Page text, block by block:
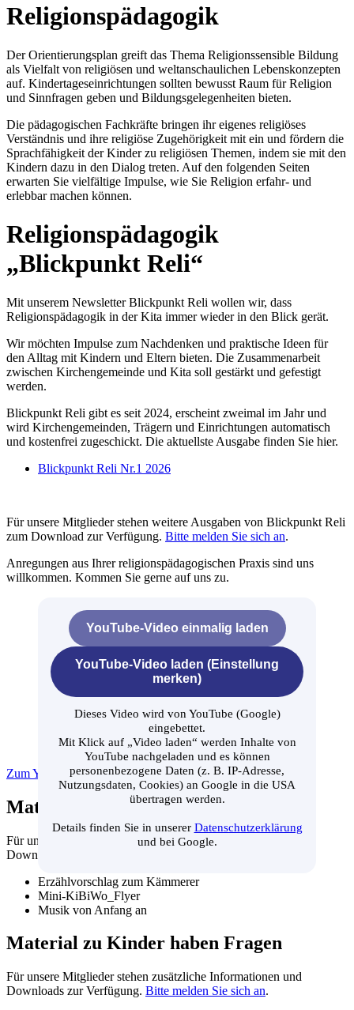
Religionspädagogik
Der Orientierungsplan greift das Thema Religionssensible Bildung
als Vielfalt von religiösen und weltanschaulichen Lebenskonzepten
auf. Kindertageseinrichtungen sollten bewusst Raum für Religion
und Sinnfragen geben und Bildungsgelegenheiten bieten.
Die pädagogischen Fachkräfte bringen ihr eigenes religiöses
Verständnis und ihre religiöse Zugehörigkeit mit ein und fördern die
Sprachfähigkeit der Kinder zu religiösen Themen, indem sie mit den
Kindern dazu in den Dialog treten. Auf den folgenden Seiten
erwarten Sie vielfältige Impulse, wie Sie Religion erfahr- und
erlebbar machen können.
Religionspädagogik
„Blickpunkt Reli“
Mit unserem Newsletter Blickpunkt Reli wollen wir, dass
Religionspädagogik in der Kita immer wieder in den Blick gerät.
Wir möchten Impulse zum Nachdenken und praktische Ideen für
den Alltag mit Kindern und Eltern bieten. Die Zusammenarbeit
zwischen Kirchengemeinde und Kita soll gestärkt und gefestigt
werden.
Blickpunkt Reli gibt es seit 2024, erscheint zweimal im Jahr und
wird Kirchengemeinden, Trägern und Einrichtungen automatisch
und kostenfrei zugeschickt. Die aktuellste Ausgabe finden Sie hier.
Blickpunkt Reli Nr.1 2026
Für unsere Mitglieder stehen weitere Ausgaben von Blickpunkt Reli
zum Download zur Verfügung. Bitte melden Sie sich an.
Anregungen aus Ihrer religionspädagogischen Praxis sind uns
willkommen. Kommen Sie gerne auf uns zu.
YouTube-Video einmalig laden
YouTube-Video laden (Einstellung
merken)
Dieses Video wird von YouTube (Google)
eingebettet.
Mit Klick auf „Video laden“ werden Inhalte von
YouTube nachgeladen und es können
personenbezogene Daten (z. B. IP-Adresse,
Nutzungsdaten, Cookies) an Google in die USA
übertragen werden.
Details finden Sie in unserer Datenschutzerklärung
und bei Google.
Zum Youtube-Kanal des Evang. Landesverbandes
Material zu Echt jetzt?
Für unsere Mitglieder stehen zusätzliche Informationen und
Downloads zur Verfügung.
Erzählvorschlag zum Kämmerer
Mini-KiBiWo_Flyer
Musik von Anfang an
Material zu Kinder haben Fragen
Für unsere Mitglieder stehen zusätzliche Informationen und
Downloads zur Verfügung. Bitte melden Sie sich an.